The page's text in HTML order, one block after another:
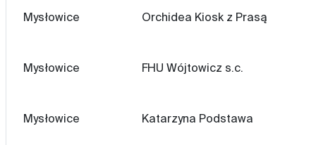
Mysłowice Orchidea Kiosk z Prasą
Mysłowice FHU Wójtowicz s.c.
Mysłowice Katarzyna Podstawa